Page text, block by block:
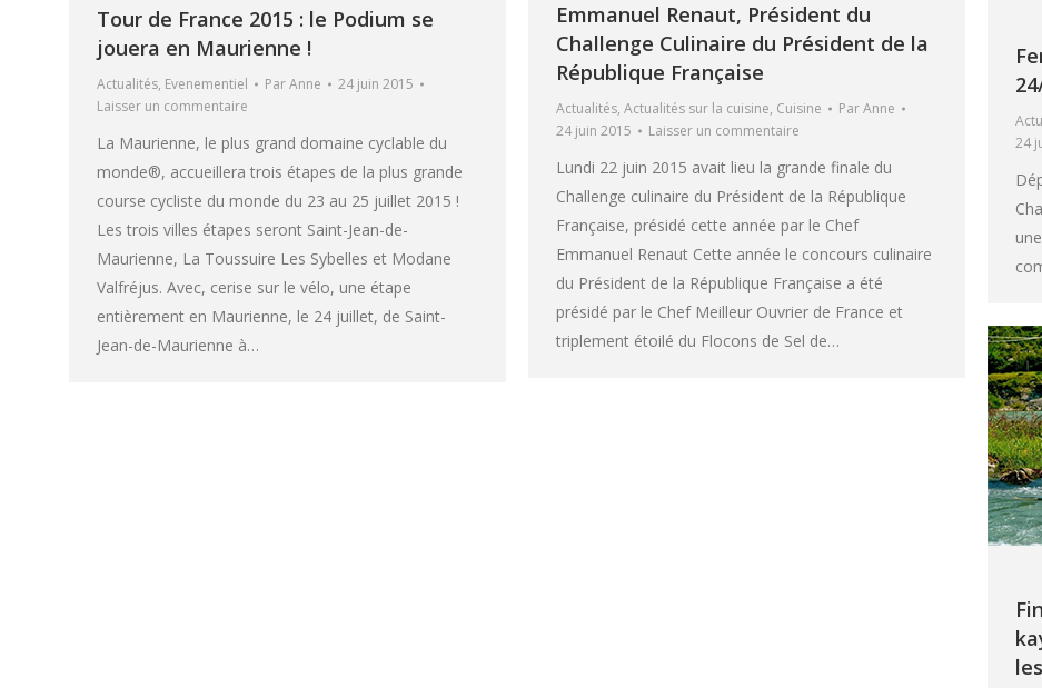
Tour de France 2015 : le Podium se
jouera en Maurienne !
Actualités, Evenementiel ParAnne
24 juin 2015
Laisser un commentaire
La Maurienne, le plus grand domaine cyclable du
monde®, accueillera trois étapes de la plus grande
course cycliste du monde du 23 au 25 juillet 2015 !
Les trois villes étapes seront Saint-Jean-de-
Maurienne, La Toussuire Les Sybelles et Modane
Valfréjus. Avec, cerise sur le vélo, une étape
entièrement en Maurienne, le 24 juillet, de Saint-
Jean-de-Maurienne à…
Emmanuel Renaut, Président du
Challenge Culinaire du Président de la
République Française
Actualités, Actualités sur la cuisine, Cuisine ParAnne
24 juin 2015
Laisser un commentaire
Lundi 22 juin 2015 avait lieu la grande finale du
Challenge culinaire du Président de la République
Française, présidé cette année par le Chef
Emmanuel Renaut Cette année le concours culinaire
du Président de la République Française a été
présidé par le Chef Meilleur Ouvrier de France et
triplement étoilé du Flocons de Sel de…
24